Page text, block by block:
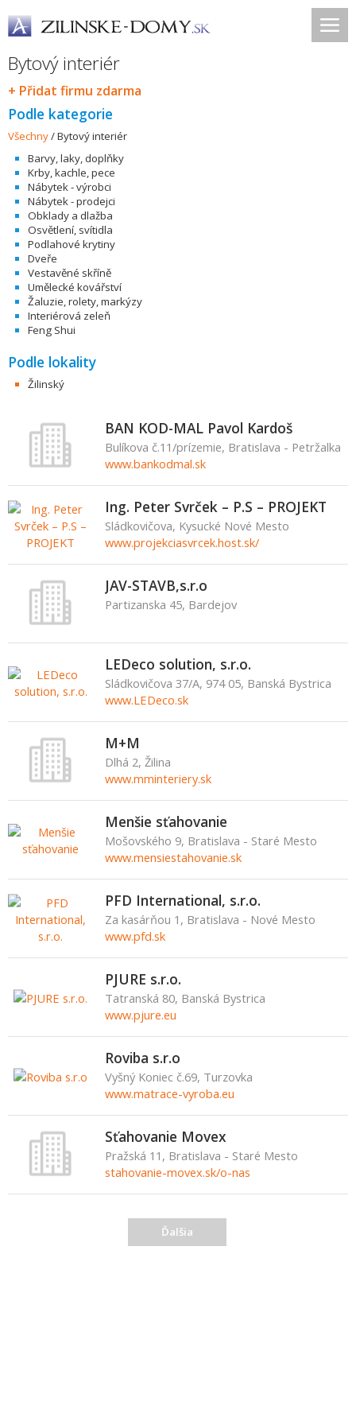
Bytový interiér
+ Přidat firmu zdarma
Podle kategorie
Všechny/Bytový interiér
Barvy, laky, doplňky
Krby, kachle, pece
Nábytek - výrobci
Nábytek - prodejci
Obklady a dlažba
Osvětlení, svítidla
Podlahové krytiny
Dveře
Vestavěné skříně
Umělecké kovářství
Žaluzie, rolety, markýzy
Interiérová zeleň
Feng Shui
Podle lokality
Žilinský
BAN KOD-MAL Pavol Kardoš
Bulíkova č.11/prízemie, Bratislava - Petržalka
www.bankodmal.sk
Ing. Peter Svrček – P.S – PROJEKT
Sládkovičova, Kysucké Nové Mesto
www.projekciasvrcek.host.sk/
JAV-STAVB,s.r.o
Partizanska 45, Bardejov
LEDeco solution, s.r.o.
Sládkovičova 37/A, 974 05, Banská Bystrica
www.LEDeco.sk
M+M
Dlhá 2, Žilina
www.mminteriery.sk
Menšie sťahovanie
Mošovského 9, Bratislava - Staré Mesto
www.mensiestahovanie.sk
PFD International, s.r.o.
Za kasárňou 1, Bratislava - Nové Mesto
www.pfd.sk
PJURE s.r.o.
Tatranská 80, Banská Bystrica
www.pjure.eu
Roviba s.r.o
Vyšný Koniec č.69, Turzovka
www.matrace-vyroba.eu
Sťahovanie Movex
Pražská 11, Bratislava - Staré Mesto
stahovanie-movex.sk/o-nas
Ďalšia